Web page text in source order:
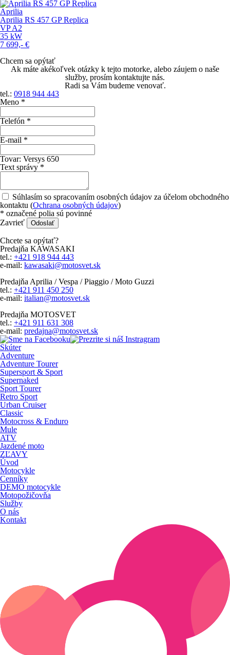
Aprilia
Aprilia RS 457 GP Replica
VPA2
35 kW
7 699,- €
Chcem sa opýtať
Ak máte akékoľvek otázky k tejto motorke, alebo záujem o naše
služby, prosím kontaktujte nás.
Radi sa Vám budeme venovať.
tel.: 0918 944 443
Meno *
Telefón *
E-mail *
Tovar: Versys 650
Text správy *
Súhlasím so spracovaním osobných údajov za účelom obchodného
kontaktu (Ochrana osobných údajov)
* označené polia sú povinné
Zavrieť
Odoslať
Chcete sa opýtať?
Predajňa KAWASAKI
tel.: +421 918 944 443
e-mail: kawasaki@motosvet.sk
Predajňa Aprilia / Vespa / Piaggio / Moto Guzzi
tel.: +421 911 450 250
e-mail: italian@motosvet.sk
Predajňa MOTOSVET
tel.: +421 911 631 308
e-mail: predajna@motosvet.sk
Skúter
Adventure
Adventure Tourer
Supersport & Sport
Supernaked
Sport Tourer
Retro Sport
Urban Cruiser
Classic
Motocross & Enduro
Mule
ATV
Jazdené moto
ZĽAVY
Úvod
Motocykle
Cenníky
DEMO motocykle
Motopožičovňa
Služby
O nás
Kontakt